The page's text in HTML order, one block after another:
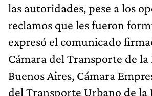
las autoridades, pese a los
reclamos que les fueron
expresó el comunicado
Cámara del Transporte de la
Buenos Aires, Cámara
del Transporte Urbano de la